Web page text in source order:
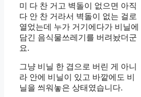
미 다 찬 거고 벽돌이 없으면 아직
다 안 찬 거라서 벽돌이 없는 걸로
열었는데 누가 거기에다가 비닐에
담긴 음식물쓰레기를 버려놨더군
요.
그냥 비닐 한 겹으로 버린 게 아니
라 안에 비닐이 있고 바깥에도 비
닐을 씌워놓은 상태였습니다.